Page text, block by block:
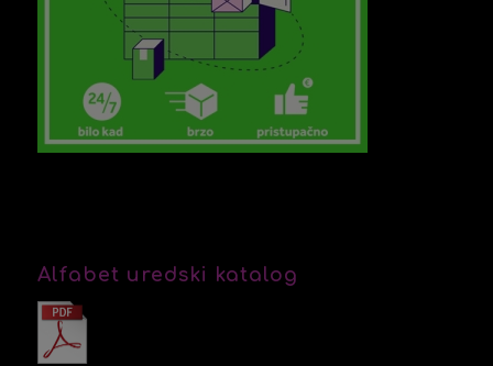
Alfabet uredski katalog